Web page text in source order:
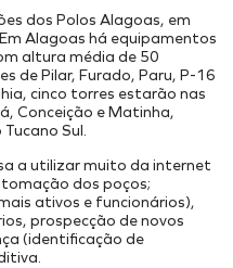
dos Polos Alagoas, em
Alagoas há equipamentos
altura média de 50
de Pilar, Furado, Paru, P-16
cinco torres estarão nas
Conceição e Matinha,
Sul.
a utilizar muito da internet
dos poços;
ativos e funcionários),
prospecção de novos
(identificação de